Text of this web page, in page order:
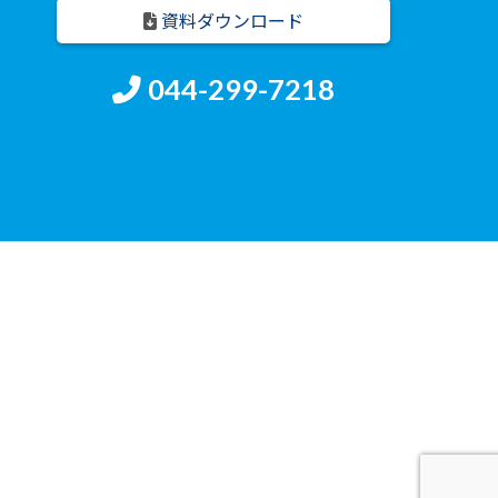
資料ダウンロード
044-299-7218